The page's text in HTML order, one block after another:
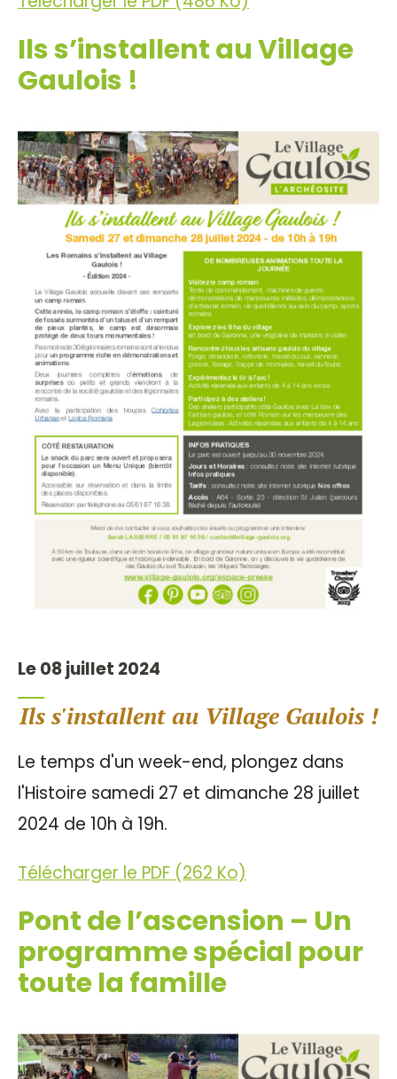
Ils s’installent au Village
Gaulois !
Le 08 juillet 2024
Ils s'installent au Village Gaulois !
Le temps d'un week-end, plongez dans
l'Histoire samedi 27 et dimanche 28 juillet
2024 de 10h à 19h.
Télécharger le PDF (262 Ko)
Pont de l’ascension – Un
programme spécial pour
toute la famille